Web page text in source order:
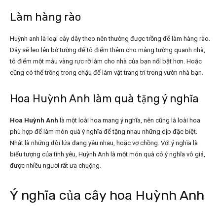
Làm hàng rào
Huỳnh anh là loại cây dây theo nên thường được trồng để làm hàng rào.
Dây sẽ leo lên bờ tường để tô điểm thêm cho mảng tường quanh nhà,
tô điểm một màu vàng rực rỡ làm cho nhà của bạn nổi bật hơn. Hoặc
cũng có thể trồng trong chậu để làm vật trang trí trong vườn nhà bạn.
Hoa Huỳnh Anh làm quà tặng ý nghĩa
Hoa Huỳnh Anh là một loài hoa mang ý nghĩa, nên cũng là loài hoa
phù hợp để làm món quà ý nghĩa để tặng nhau những dịp đặc biệt.
Nhất là những đôi lứa đang yêu nhau, hoặc vợ chồng. Với ý nghĩa là
biểu tượng của tình yêu, Huỳnh Anh là một món quà có ý nghĩa vô giá,
được nhiều người rất ưa chuộng.
Ý nghĩa của cây hoa Huỳnh Anh